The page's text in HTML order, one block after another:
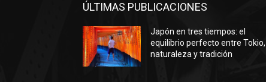
ÚLTIMAS PUBLICACIONES
Japón en tres tiempos: el
equilibrio perfecto entre Tokio,
naturaleza y tradición